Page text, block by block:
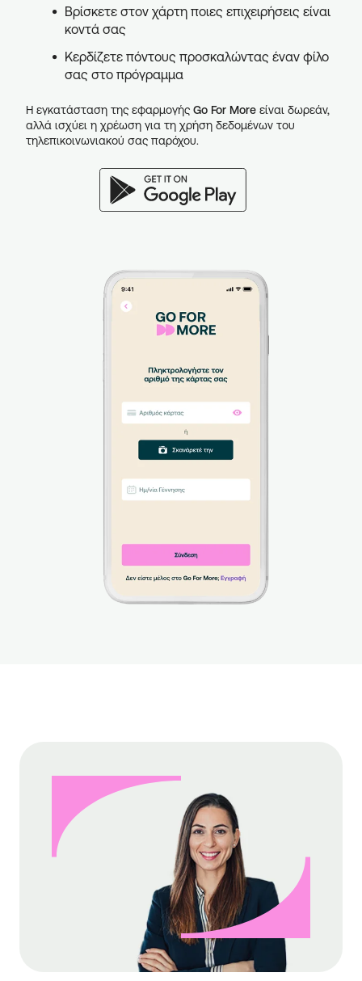
Βρίσκετε στον χάρτη ποιες επιχειρήσεις είναι
κοντά σας
Κερδίζετε πόντους προσκαλώντας έναν φίλο
σας στο πρόγραμμα
Η εγκατάσταση της εφαρμογής Go For More είναι δωρεάν,
αλλά ισχύει η χρέωση για τη χρήση δεδομένων του
τηλεπικοινωνιακού σας παρόχου.